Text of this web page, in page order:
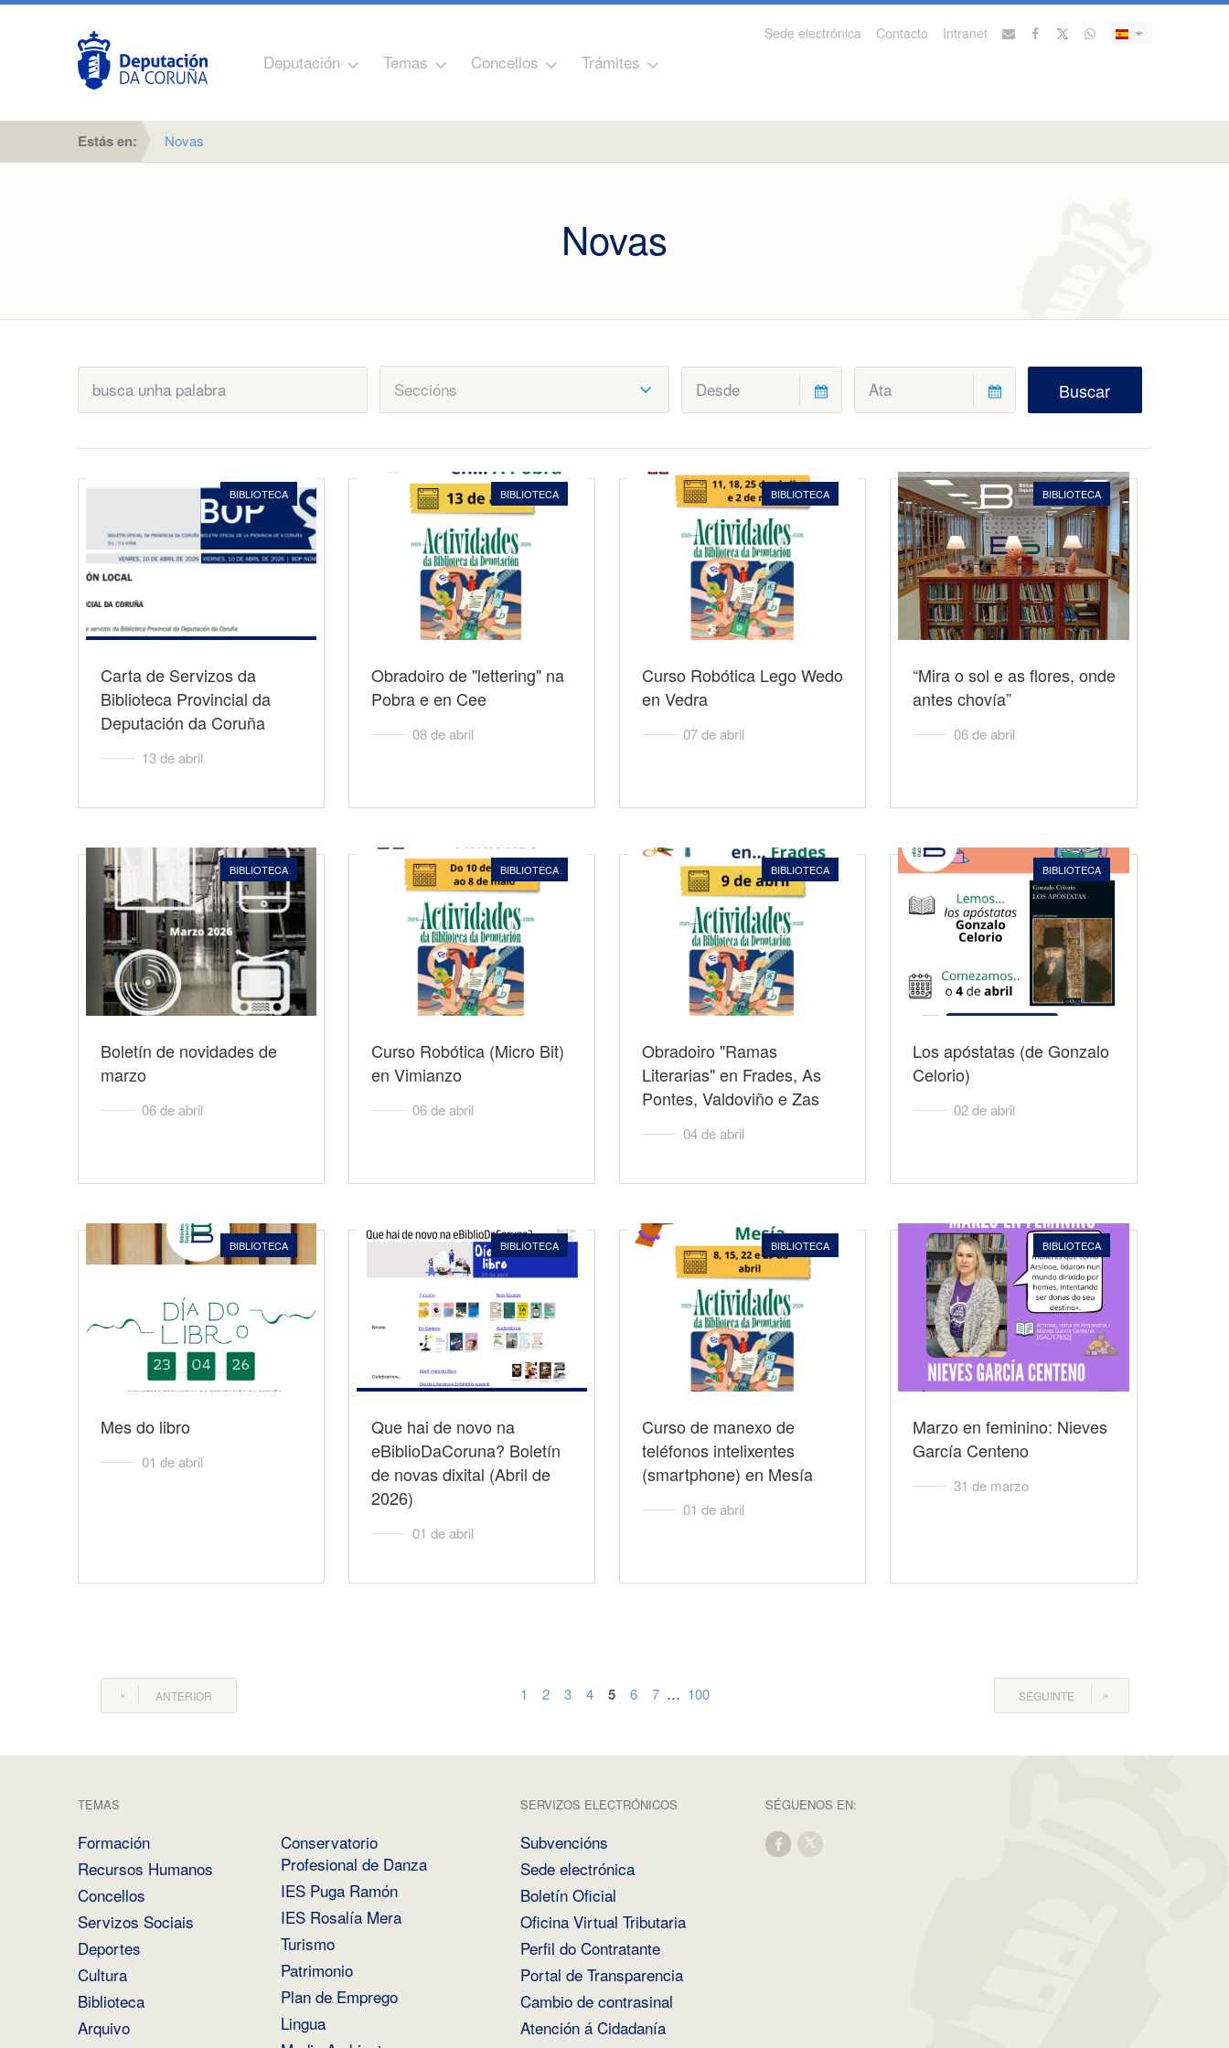
Sede electrónica Contacto Intranet
Deputación Temas Concellos Trámites
Estás en: Novas
Novas
Buscar
BIBLIOTECA
Carta de Servizos da
Biblioteca Provincial da
Deputación da Coruña
13 de abril
BIBLIOTECA
Obradoiro de "lettering" na
Pobra e en Cee
08 de abril
BIBLIOTECA
Curso Robótica Lego Wedo
en Vedra
07 de abril
BIBLIOTECA
“Mira o sol e as flores, onde
antes chovía”
06 de abril
BIBLIOTECA
Boletín de novidades de
marzo
06 de abril
BIBLIOTECA
Curso Robótica (Micro Bit)
en Vimianzo
06 de abril
BIBLIOTECA
Obradoiro "Ramas
Literarias" en Frades, As
Pontes, Valdoviño e Zas
04 de abril
BIBLIOTECA
Los apóstatas (de Gonzalo
Celorio)
02 de abril
BIBLIOTECA
Mes do libro
01 de abril
BIBLIOTECA
Que hai de novo na
eBiblioDaCoruna? Boletín
de novas dixital (Abril de
2026)
01 de abril
BIBLIOTECA
Curso de manexo de
teléfonos intelixentes
(smartphone) en Mesía
01 de abril
BIBLIOTECA
Marzo en feminino: Nieves
García Centeno
31 de marzo
ANTERIOR 1 2 3 4 5 6 7 ... 100 SEGUINTE
TEMAS
Formación
Recursos Humanos
Concellos
Servizos Sociais
Deportes
Cultura
Biblioteca
Arquivo
Conservatorio
Profesional de Danza
IES Puga Ramón
IES Rosalía Mera
Turismo
Patrimonio
Plan de Emprego
Lingua
SERVIZOS ELECTRÓNICOS
Subvencións
Sede electrónica
Boletín Oficial
Oficina Virtual Tributaria
Perfil do Contratante
Portal de Transparencia
Cambio de contrasinal
Atención á Cidadanía
SÉGUENOS EN: